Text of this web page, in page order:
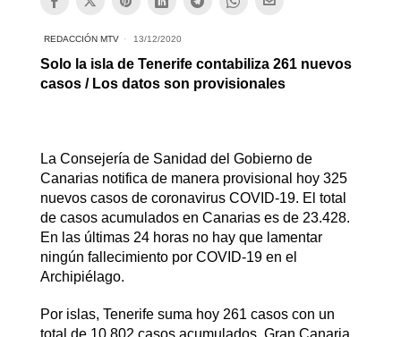
REDACCIÓN MTV 13/12/2020
Solo la isla de Tenerife contabiliza 261 nuevos
casos / Los datos son provisionales
La Consejería de Sanidad del Gobierno de
Canarias notifica de manera provisional hoy 325
nuevos casos de coronavirus COVID-19. El total
de casos acumulados en Canarias es de 23.428.
En las últimas 24 horas no hay que lamentar
ningún fallecimiento por COVID-19 en el
Archipiélago.
Por islas, Tenerife suma hoy 261 casos con un
total de 10.802 casos acumulados. Gran Canaria